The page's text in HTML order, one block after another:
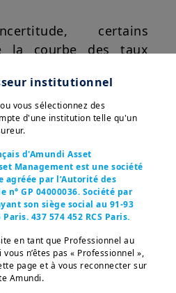
certains
la courbe des taux
par rapport
développés, en
échéances à court
édition
marchés développés
année. Au Royaume-
des gilts à 30 ans
plus
institutionnel
vous sélectionnez des
d'une institution telle qu'un
d'Amundi Asset
Management est une société
par l’Autorité des
n° GP 04000036. Société par
son siège social au 91-93
437 574 452 RCS Paris.
en tant que Professionnel au
n’êtes pas « Professionnel »,
page et à vous reconnecter sur
Amundi.
exclusivement aux
au sens de la Directive
« MIF »  et des articles 314-4